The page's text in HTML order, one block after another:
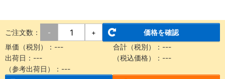
ご注文数： - +
価格を確認
単価（税別）： --- 合計（税別）： ---
出荷日： --- （税込価格）： ---
（参考出荷日）： ---